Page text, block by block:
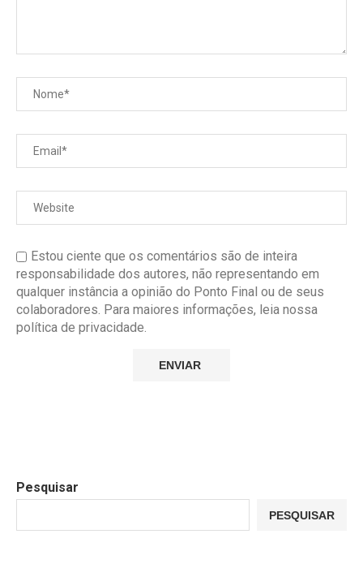
Estou ciente que os comentários são de inteira
responsabilidade dos autores, não representando em
qualquer instância a opinião do Ponto Final ou de seus
colaboradores. Para maiores informações, leia nossa
política de privacidade.
Pesquisar
PESQUISAR